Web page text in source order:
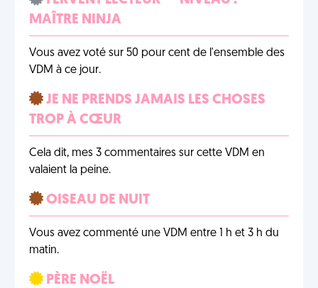
MAÎTRE NINJA
Vous avez voté sur 50 pour cent de l'ensemble des
VDM à ce jour.
JE NE PRENDS JAMAIS LES CHOSES
TROP À CŒUR
Cela dit, mes 3 commentaires sur cette VDM en
valaient la peine.
OISEAU DE NUIT
Vous avez commenté une VDM entre 1 h et 3 h du
matin.
PÈRE NOËL